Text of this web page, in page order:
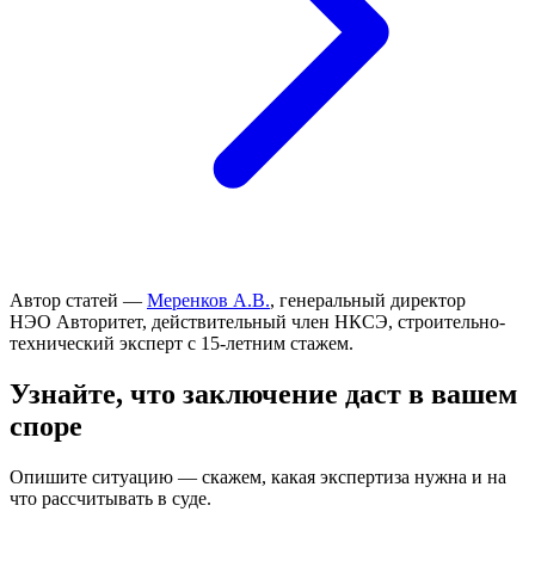
Автор статей — Меренков А.В., генеральный директор
НЭО Авторитет, действительный член НКСЭ, строительно-
технический эксперт с 15-летним стажем.
Узнайте, что заключение даст в вашем
споре
Опишите ситуацию — скажем, какая экспертиза нужна и на
что рассчитывать в суде.